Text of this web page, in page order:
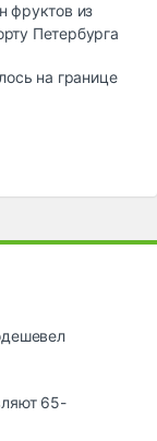
фруктов из
Петербурга
на границе
65-